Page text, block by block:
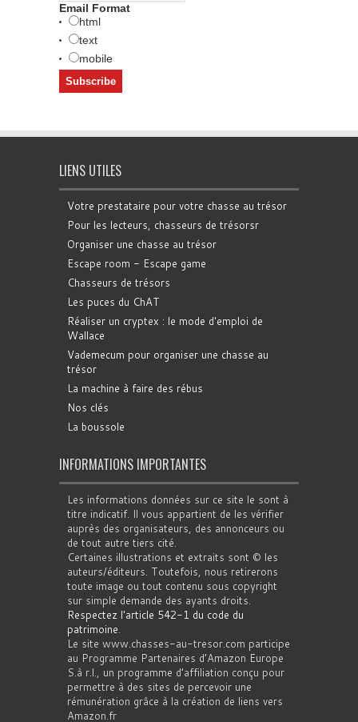
Email Format
html
text
mobile
LIENS UTILES
Votre prestataire pour votre chasse au trésor
Pour les lecteurs, chasseurs de trésorsr
Organiser une chasse au trésor
Escape room - Escape game
Chasseurs de trésors
Les puces du ChAT
Réaliser un cryptex : le mode d'emploi de
Wallace
Vademecum pour organiser une chasse au
trésor
La machine à faire des rébus
Nos clés
La boussole
INFORMATIONS IMPORTANTES
Les informations données sur ce site le sont à
titre indicatif. Il vous appartient de les vérifier
auprès des organisateurs, des annonceurs ou
de tout autre tiers cité.
Certaines illustrations et extraits sont © les
auteurs/éditeurs. Toutefois, nous retirerons
toute image ou tout contenu sous copyright
sur simple demande des ayants droits.
Respectez l'article 542-1 du code du
patrimoine.
Le site www.chasses-au-tresor.com participe
au Programme Partenaires d’Amazon Europe
S.à r.l., un programme d’affiliation conçu pour
permettre à des sites de percevoir une
rémunération grâce à la création de liens vers
Amazon.fr